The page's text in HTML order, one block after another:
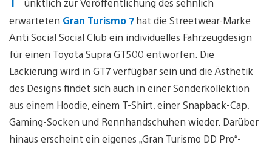
erwarteten Gran Turismo 7hat die Streetwear-Marke
Anti Social Social Club ein individuelles Fahrzeugdesign
für einen Toyota Supra GT500 entworfen. Die
Lackierung wird in GT7 verfügbar sein und die Ästhetik
des Designs findet sich auch in einer Sonderkollektion
aus einem Hoodie, einem T-Shirt, einer Snapback-Cap,
Gaming-Socken und Rennhandschuhen wieder. Darüber
hinaus erscheint ein eigenes „Gran Turismo DD Pro“-